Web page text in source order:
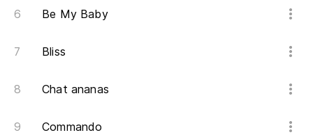
Be My Baby
Bliss
Chat ananas
Commando